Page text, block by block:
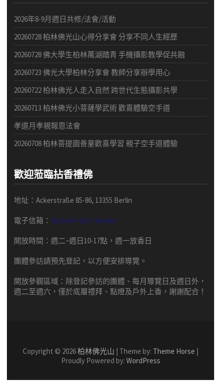
2026年8-9月週日共修/法會/活動
20260728 柏林佛光山心得分享會 分享不同人生經歷
20260728 佛大學生柏林萬湖踏青 手機攝影教學促共融
20260723 佛光大學柏林分享會 教師分享辦學用心
20260722 柏林佛光人走入自然 跨世代生態攝影共學
20260713 柏林佛光小菩薩學武術 歡喜體驗空手道
孝道月孝親報恩法會
20260708 柏林菩提園善童歡喜學習 親子空手道體驗
歡迎蒞臨拈香禮佛
地址：Ackerstraße 85-86, 13355 Berlin
電子信箱： fgsberlin@gmail.com
開放時間 ： 週二~週日10-17點， 週一放香日
團體參訪請預先登記，以方便安排導覽 。
開放參觀區域： 除登記參訪的團體、每月導覽日及週日外，
週二至週六，僅於底層禮拜、點燈及戶外上香，謝謝配合！
Copyright © 2026柏林佛光山 | Theme by: Theme Horse |
Proudly Powered by: WordPress